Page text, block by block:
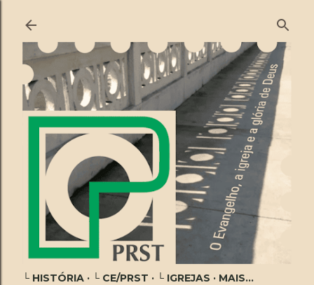
└ HISTÓRIA └ CE/PRST └ IGREJAS MAIS…